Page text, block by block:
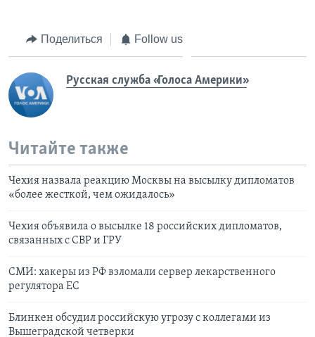
Поделиться Follow us
Русская служба «Голоса Америки»
Читайте также
Чехия назвала реакцию Москвы на высылку дипломатов
«более жесткой, чем ожидалось»
Чехия объявила о высылке 18 российских дипломатов,
связанных с СВР и ГРУ
СМИ: хакеры из РФ взломали сервер лекарственного
регулятора ЕС
Блинкен обсудил российскую угрозу с коллегами из
Вышеградской четверки